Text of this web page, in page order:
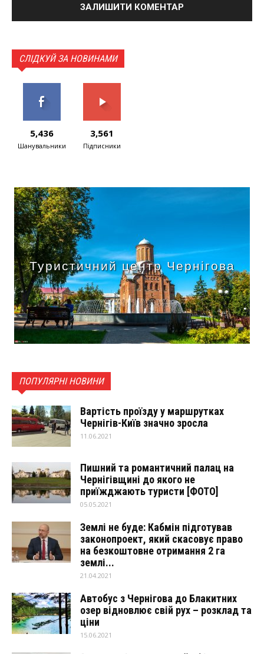
СЛІДКУЙ ЗА НОВИНАМИ
5,436
Шанувальники
3,561
Підписники
Туристичний центр Чернігова
ПОПУЛЯРНІ НОВИНИ
Вартість проїзду у маршрутках
Чернігів-Київ значно зросла
11.06.2021
Пишний та романтичний палац на
Чернігівщині до якого не
приїжджають туристи [ФОТО]
05.05.2021
Землі не буде: Кабмін підготував
законопроект, який скасовує право
на безкоштовне отримання 2 га
землі...
21.04.2021
Автобус з Чернігова до Блакитних
озер відновлює свій рух – розклад та
ціни
15.06.2021